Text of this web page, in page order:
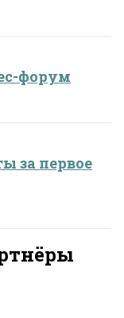
форум
за первое